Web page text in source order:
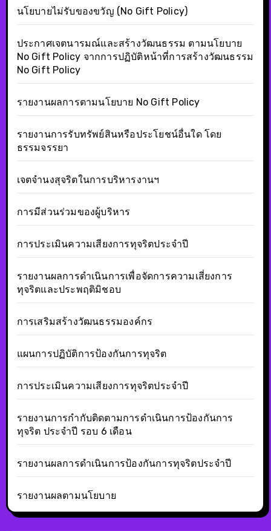
นโยบายไม่รับของขวัญ (No Gift Policy)
ประกาศเจตนารมณ์และสร้างวัฒนธรรม ตามนโยบาย
No Gift Policy จากการปฏิบัติหน้าที่การสร้างวัฒนธรรม
No Gift Policy
รายงานผลการตามนโยบาย No Gift Policy
รายงานการรับทรัพย์สินหรือประโยชน์อื่นใด โดย
ธรรมจรรยา
เจตจำนงสุจริตในการบริหารงานฯ
การมีส่วนร่วมของผู้บริหาร
การประเมินความเสียงการทุจริตประจำปี
รายงานผลการดำเนินการเพื่อจัดการความเสี่ยงการ
ทุจริตและประพฤติมิชอบ
การเสริมสร้างวัฒนธรรมองค์กร
แผนการปฏิบัติการป้องกันการทุจริต
การประเมินความเสียงการทุจริตประจำปี
รายงานการกำกับติดตามการดำเนินการป้องกันการ
ทุจริต ประจำปี รอบ 6 เดือน
รายงานผลการดำเนินการป้องกันการทุจริตประจำปี
รายงานผลตามนโยบาย